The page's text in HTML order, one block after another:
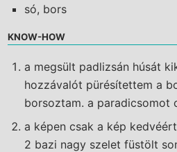
só, bors
KNOW-HOW
a megsült padlizsán húsát
hozzávalót pürésítettem a
borsoztam. a paradicsomot
a képen csak a kép
2 bazi nagy szelet füstölt